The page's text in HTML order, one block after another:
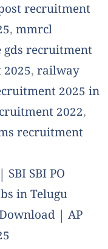
recruitment
, mmrcl
gds recruitment
, railway
2025 in
2022,
recruitment
SBI PO
in Telugu
| AP